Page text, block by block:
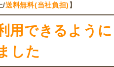
/送料無料(当社負担) 】
用できるように
した